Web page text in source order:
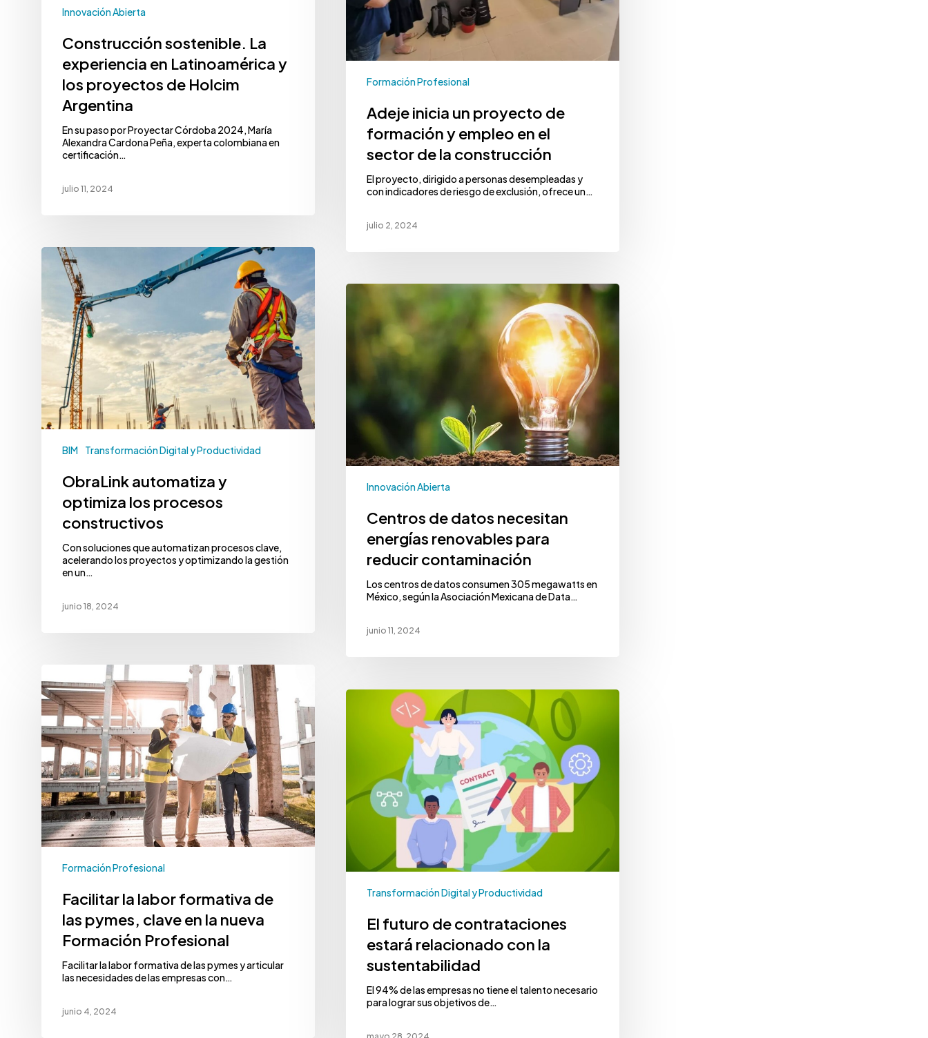
Innovación Abierta
Construcción sostenible. La
experiencia en Latinoamérica y
los proyectos de Holcim
Argentina
En su paso por Proyectar Córdoba 2024, María
Alexandra Cardona Peña, experta colombiana en
certificación…
julio 11, 2024
Formación Profesional
Adeje inicia un proyecto de
formación y empleo en el
sector de la construcción
El proyecto, dirigido a personas desempleadas y
con indicadores de riesgo de exclusión, ofrece un…
julio 2, 2024
BIM Transformación Digital y Productividad
ObraLink automatiza y
optimiza los procesos
constructivos
Con soluciones que automatizan procesos clave,
acelerando los proyectos y optimizando la gestión
en un…
junio 18, 2024
Innovación Abierta
Centros de datos necesitan
energías renovables para
reducir contaminación
Los centros de datos consumen 305 megawatts en
México, según la Asociación Mexicana de Data…
junio 11, 2024
Formación Profesional
Facilitar la labor formativa de
las pymes, clave en la nueva
Formación Profesional
Facilitar la labor formativa de las pymes y articular
las necesidades de las empresas con…
junio 4, 2024
Transformación Digital y Productividad
El futuro de contrataciones
estará relacionado con la
sustentabilidad
El 94% de las empresas no tiene el talento necesario
para lograr sus objetivos de…